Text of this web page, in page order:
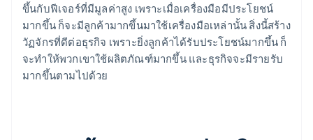
ขึ้นกับฟีเจอร์ที่มีมูลค่าสูง เพราะเมื่อเครื่องมือมีประโยชน์
มากขึ้น ก็จะมีลูกค้ามากขึ้นมาใช้เครื่องมือเหล่านั้น สิ่งนี้สร้าง
วัฏจักรที่ดีต่อธุรกิจ เพราะยิ่งลูกค้าได้รับประโยชน์มากขึ้น ก็
จะทำให้พวกเขาใช้ผลิตภัณฑ์มากขึ้น และธุรกิจจะมีรายรับ
มากขึ้นตามไปด้วย